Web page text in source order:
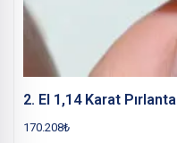
2. El 1,14 Karat
170.208₺